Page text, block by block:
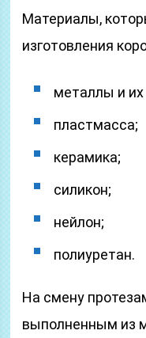
Материалы,
изготовления
металлы и
пластмасса;
керамика;
силикон;
нейлон;
полиуретан.
На смену
выполненным из